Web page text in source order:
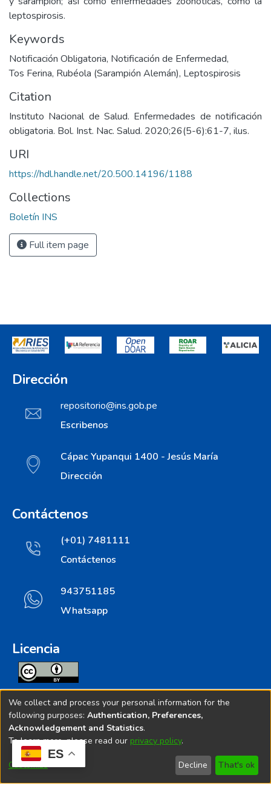
ES
leptospirosis.
Keywords
Notificación Obligatoria, Notificación de Enfermedad,
Tos Ferina, Rubéola (Sarampión Alemán), Leptospirosis
Citation
Instituto Nacional de Salud. Enfermedades de notificación
obligatoria. Bol. Inst. Nac. Salud. 2020;26(5-6):61-7, ilus.
URI
https://hdl.handle.net/20.500.14196/1188
Collections
Boletín INS
Full item page
Dirección
repositorio@ins.gob.pe
Escribenos
Cápac Yupanqui 1400 - Jesús María
Dirección
Contáctenos
(+01) 7481111
Contáctenos
943751185
Whatsapp
Licencia
Todos los contenidos de repositorio.ins.gob.pe estan
licenciados bajo
Creative Commoms License
© 2025. Instituto Nacional de Salud - Implementado por
We collect and process your personal information for the
following purposes: Authentication, Preferences,
Acknowledgement and Statistics.
To learn more, please read our privacy policy.
Customize Decline That's ok